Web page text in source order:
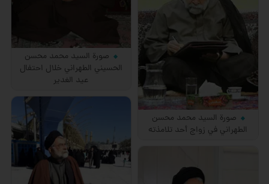
صورة السيد محمد محسن
الحسيني الطهراني خلال احتفال
عيد الغدير
صورة السيد محمد محسن
الطهراني في زواج أحد تلامذته